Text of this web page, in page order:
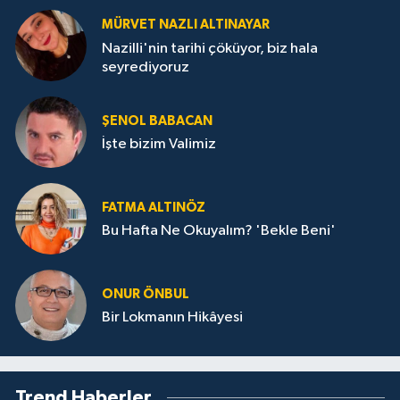
MÜRVET NAZLI ALTINAYAR
Nazilli'nin tarihi çöküyor, biz hala
seyrediyoruz
ŞENOL BABACAN
İşte bizim Valimiz
FATMA ALTINÖZ
Bu Hafta Ne Okuyalım? 'Bekle Beni'
ONUR ÖNBUL
Bir Lokmanın Hikâyesi